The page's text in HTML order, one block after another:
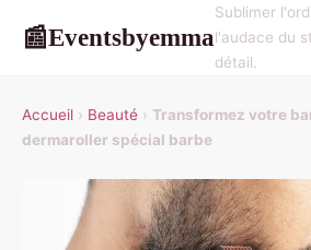
📰Eventsbyemma
Sublimer
l'audace du
détail.
Accueil › Beauté › Transformez votre
dermaroller spécial barbe